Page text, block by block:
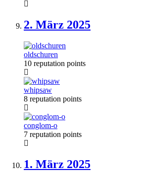
2. März 2025
oldschuren
10 reputation points
whipsaw
8 reputation points
conglom-o
7 reputation points
1. März 2025